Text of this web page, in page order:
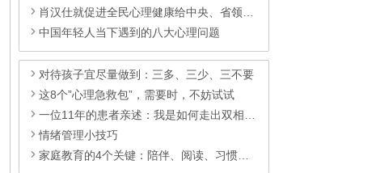
肖汉仕就促进全民心理健康给中央、省领导的建议及反响
中国年轻人当下遇到的八大心理问题
对待孩子宜尽量做到：三多、三少、三不要
这8个”心理急救包”，需要时，不妨试试
一位11年的患者亲述：我是如何走出双相并维持稳定状态的？
情绪管理小技巧
家庭教育的4个关键：陪伴、阅读、习惯和榜样